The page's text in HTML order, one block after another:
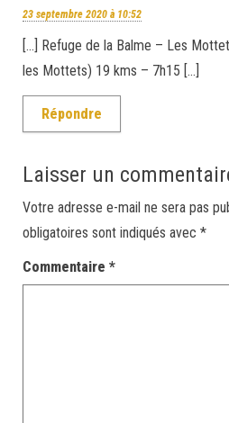
23 septembre 2020 à 10:52
[…] Refuge de la Balme – Les
les Mottets) 19 kms – 7h15 […]
Répondre
Laisser un
Votre adresse e-mail ne sera pas
obligatoires sont indiqués avec *
Commentaire *